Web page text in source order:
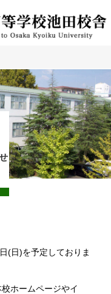
(日)を予定しておりま
ホームページやイ